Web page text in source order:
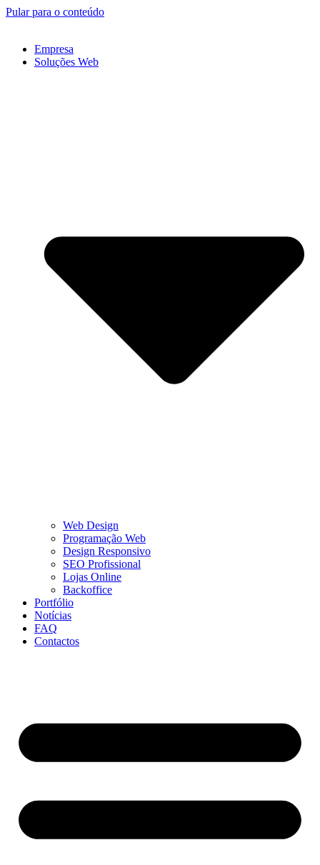
Pular para o conteúdo
Empresa
Soluções Web
Web Design
Programação Web
Design Responsivo
SEO Profissional
Lojas Online
Backoffice
Portfólio
Notícias
FAQ
Contactos